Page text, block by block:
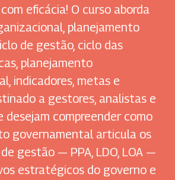
eficácia! O curso aborda
planejamento
de gestão, ciclo das
planejamento
indicadores, metas e
a gestores, analistas e
desejam compreender como
governamental articula os
gestão — PPA, LDO, LOA —
estratégicos do governo e